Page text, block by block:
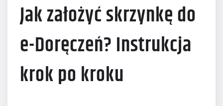
Jak założyć skrzynkę do
e-Doręczeń? Instrukcja
krok po kroku